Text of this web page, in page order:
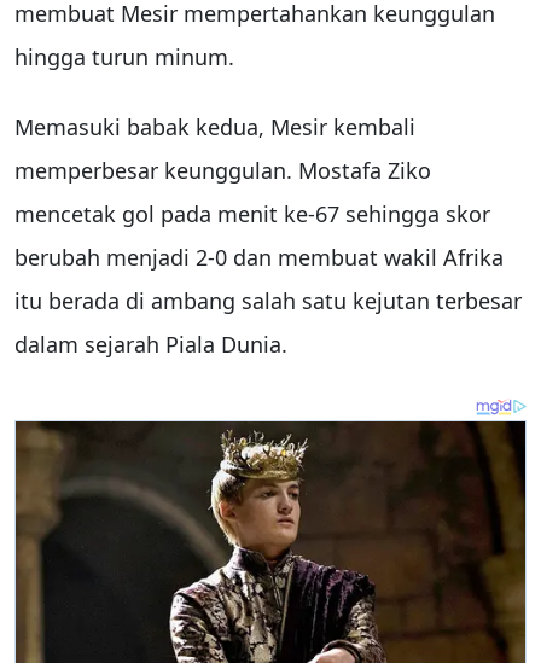
membuat Mesir mempertahankan keunggulan
hingga turun minum.
Memasuki babak kedua, Mesir kembali
memperbesar keunggulan. Mostafa Ziko
mencetak gol pada menit ke-67 sehingga skor
berubah menjadi 2-0 dan membuat wakil Afrika
itu berada di ambang salah satu kejutan terbesar
dalam sejarah Piala Dunia.